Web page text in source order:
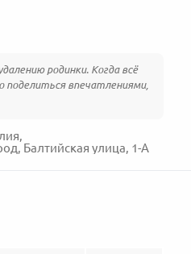
родинки. Когда всё
впечатлениями,
Балтийская улица, 1-А